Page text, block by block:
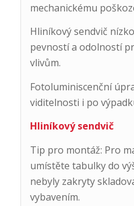
mechanickému
Hliníkový sendvič
pevností a odolností
vlivům.
Fotoluminiscenční
viditelnosti i po
Hliníkový sendvič
Tip pro montáž: Pro
umístěte tabulky do
nebyly zakryty
vybavením.